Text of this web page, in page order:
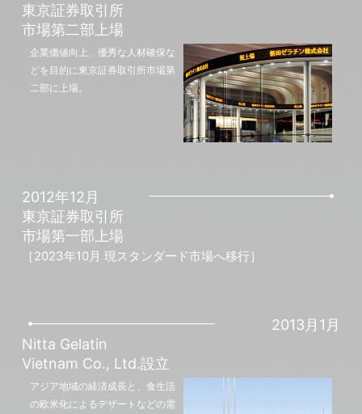
東京証券取引所
市場第二部上場
企業価値向上、優秀な人材確保な
どを目的に東京証券取引所市場第
二部に上場。
2012年12月
東京証券取引所
市場第一部上場
［2023年10月 現スタンダード市場へ移行］
2013月1月
Nitta Gelatin
Vietnam Co., Ltd.設立
アジア地域の経済成長と、食生活
の欧米化によるデザートなどの需